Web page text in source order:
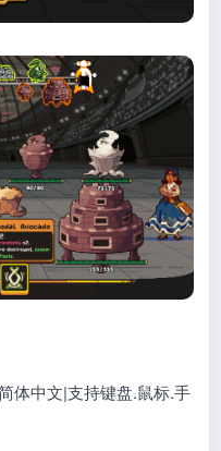
体中文|支持键盘.鼠标.手